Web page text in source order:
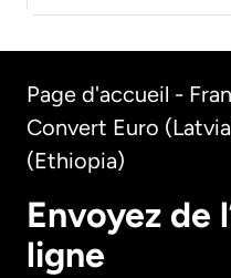
Page d'accueil -
Convert Euro
(Ethiopia)
Envoyez de
ligne